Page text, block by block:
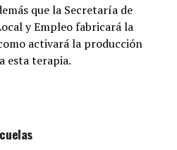
que la Secretaría de
y Empleo fabricará la
activará la producción
esta terapia.